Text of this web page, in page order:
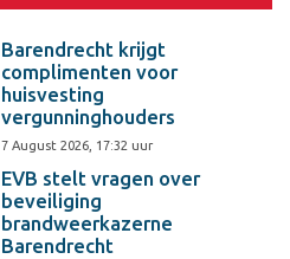
Barendrecht krijgt
complimenten voor
huisvesting
vergunninghouders
7 August 2026, 17:32 uur
EVB stelt vragen over
beveiliging
brandweerkazerne
Barendrecht